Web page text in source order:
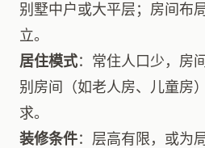
别墅中户或大平层；房间布
立。
居住模式：常住人口少，房
别房间（如老人房、儿童房
求。
装修条件：层高有限，或为